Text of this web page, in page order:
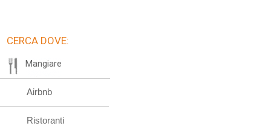
CERCA DOVE:
Mangiare
Airbnb
Ristoranti